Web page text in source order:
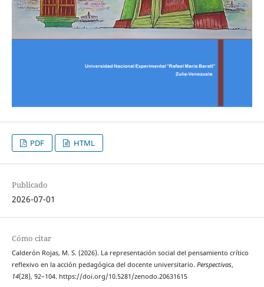
PDF HTML
Publicado
2026-07-01
Cómo citar
Calderón Rojas, M. S. (2026). La representación social del pensamiento crítico
reflexivo en la acción pedagógica del docente universitario. Perspectivas,
14(28), 92–104. https://doi.org/10.5281/zenodo.20631615